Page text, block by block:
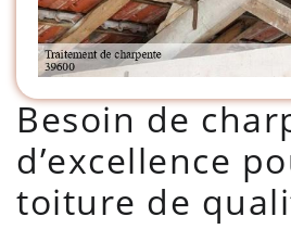
Besoin de
d’excellence
toiture de